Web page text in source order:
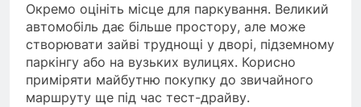
Окремо оцініть місце для паркування. Великий
автомобіль дає більше простору, але може
створювати зайві труднощі у дворі, підземному
паркінгу або на вузьких вулицях. Корисно
приміряти майбутню покупку до звичайного
маршруту ще під час тест-драйву.